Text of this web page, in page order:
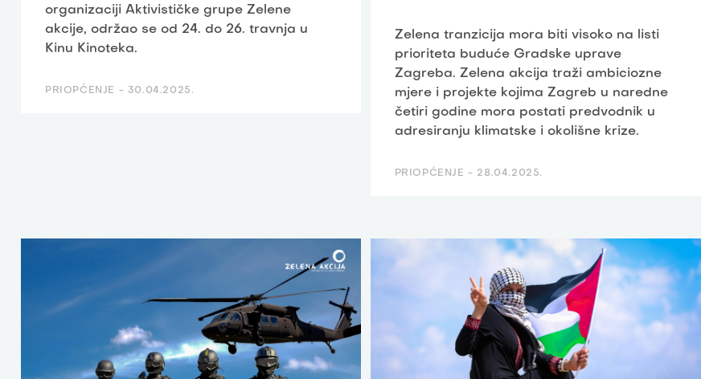
organizaciji Aktivističke grupe Zelene
akcije, održao se od 24. do 26. travnja u
Kinu Kinoteka.
PRIOPĆENJE - 30.04.2025.
Zelena tranzicija mora biti visoko na listi
prioriteta buduće Gradske uprave
Zagreba. Zelena akcija traži ambiciozne
mjere i projekte kojima Zagreb u naredne
četiri godine mora postati predvodnik u
adresiranju klimatske i okolišne krize.
PRIOPĆENJE - 28.04.2025.